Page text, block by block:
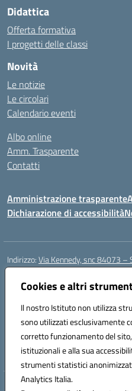
Cookies e altri
Il nostro Istituto non utilizza
sono utilizzati esclusivamente
corretto funzionamento del
istituzionali e alla sua
strumenti statistici
Analytics Italia.
Didattica
Offerta formativa
I progetti delle classi
Novità
Le notizie
Le circolari
Calendario eventi
Albo online
Amm. Trasparente
Contatti
Amministrazione trasparente
Dichiarazione di accessibilità
Indirizzo:Via Kennedy, snc 84073 –
Centralino:
Posta elettronica certificata (PEC):
Codice fiscale: 84002700650
Codice meccanografico:
Codice Indice delle Pubbliche
Codice unico di fatturazione (CUF):
Hosting &